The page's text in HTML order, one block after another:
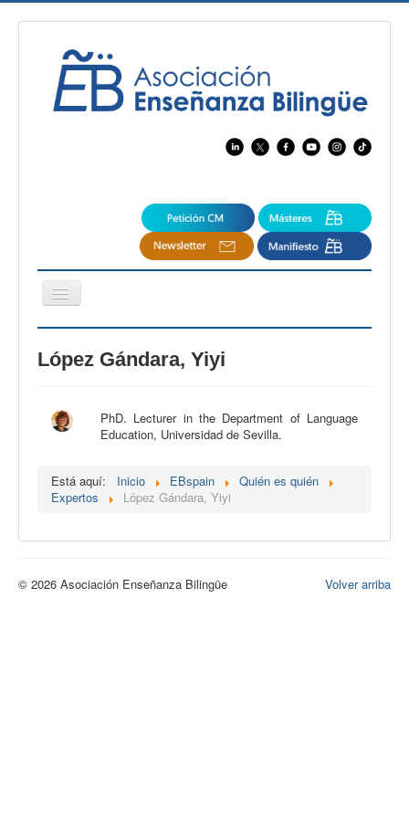
Cambiar
navegación
CertAcleB
Calidad
Recursos
Contacto
López Gándara, Yiyi
PhD. Lecturer in the Department of Language
Education, Universidad de Sevilla.
Está aquí: Inicio EBspain
Quién es quién
Expertos
López Gándara, Yiyi
Volver arriba
© 2026 Asociación Enseñanza Bilingüe